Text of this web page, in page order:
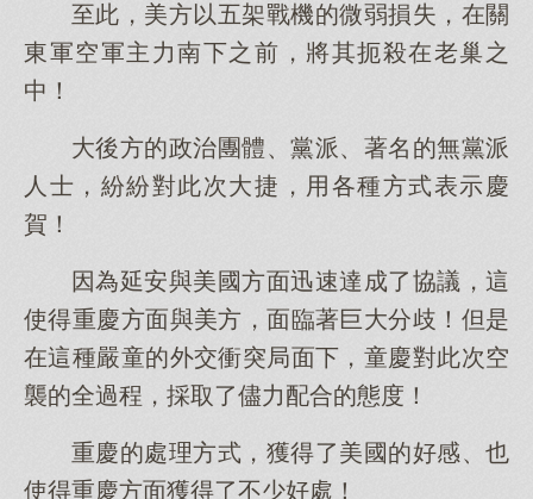
至此，美方以五架戰機的微弱損失，在關
東軍空軍主力南下之前，將其扼殺在老巢之
中！
大後方的政治團體、黨派、著名的無黨派
人士，紛紛對此次大捷，用各種方式表示慶
賀！
因為延安與美國方面迅速達成了協議，這
使得重慶方面與美方，面臨著巨大分歧！但是
在這種嚴童的外交衝突局面下，童慶對此次空
襲的全過程，採取了儘力配合的態度！
重慶的處理方式，獲得了美國的好感、也
使得重慶方面獲得了不少好處！